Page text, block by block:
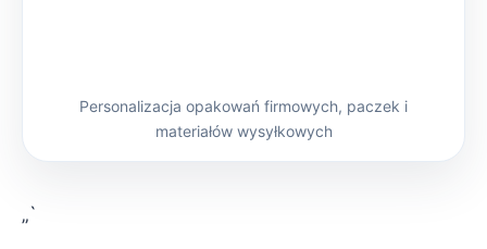
Personalizacja opakowań firmowych, paczek i
materiałów wysyłkowych
„`